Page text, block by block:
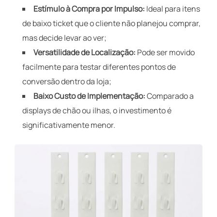
Estímulo à Compra por Impulso: Ideal para itens
de baixo ticket que o cliente não planejou comprar,
mas decide levar ao ver;
Versatilidade de Localização: Pode ser movido
facilmente para testar diferentes pontos de
conversão dentro da loja;
Baixo Custo de Implementação:Comparado a
displays de chão ou ilhas, o investimento é
significativamente menor.